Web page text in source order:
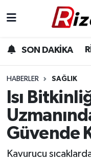
SON DAKİKA
HABERLER SAĞLIK
Isı
Güvende
Kavurucu
Gündem
Yurttan
Ekonomi
Rize Hava
Rize Trafik
Süper Lig